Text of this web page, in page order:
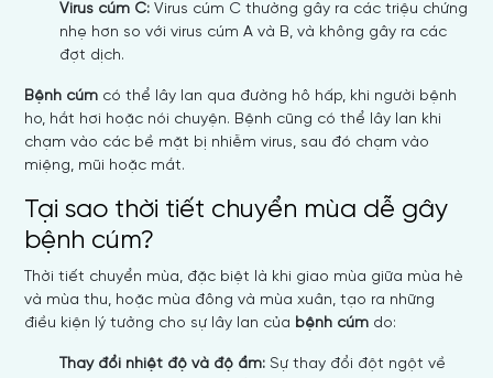
Virus cúm C: Virus cúm C thường gây ra các triệu chứng
nhẹ hơn so với virus cúm A và B, và không gây ra các
đợt dịch.
Bệnh cúm có thể lây lan qua đường hô hấp, khi người bệnh
ho, hắt hơi hoặc nói chuyện. Bệnh cũng có thể lây lan khi
chạm vào các bề mặt bị nhiễm virus, sau đó chạm vào
miệng, mũi hoặc mắt.
Tại sao thời tiết chuyển mùa dễ gây
bệnh cúm?
Thời tiết chuyển mùa, đặc biệt là khi giao mùa giữa mùa hè
và mùa thu, hoặc mùa đông và mùa xuân, tạo ra những
điều kiện lý tưởng cho sự lây lan của bệnh cúm do:
Thay đổi nhiệt độ và độ ẩm: Sự thay đổi đột ngột về